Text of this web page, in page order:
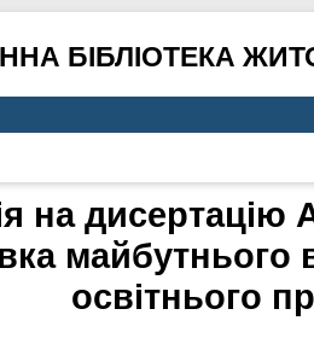
БІБЛІОТЕКА
на
майбутнього
освітнього